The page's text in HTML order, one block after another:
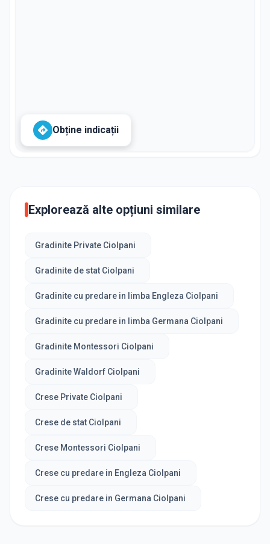
Obține indicații
Explorează alte opțiuni similare
Gradinite Private Ciolpani
Gradinite de stat Ciolpani
Gradinite cu predare in limba Engleza Ciolpani
Gradinite cu predare in limba Germana Ciolpani
Gradinite Montessori Ciolpani
Gradinite Waldorf Ciolpani
Crese Private Ciolpani
Crese de stat Ciolpani
Crese Montessori Ciolpani
Crese cu predare in Engleza Ciolpani
Crese cu predare in Germana Ciolpani